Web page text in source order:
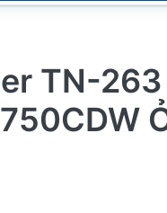
TN-